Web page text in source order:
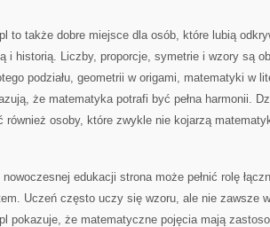
to także dobre miejsce dla osób, które lubią
i historią. Liczby, proporcje, symetrie i wzory są
podziału, geometrii w origami, matematyki w
że matematyka potrafi być pełna harmonii.
również osoby, które zwykle nie kojarzą
edukacji strona może pełnić rolę
Uczeń często uczy się wzoru, ale nie zawsze
pokazuje, że matematyczne pojęcia mają